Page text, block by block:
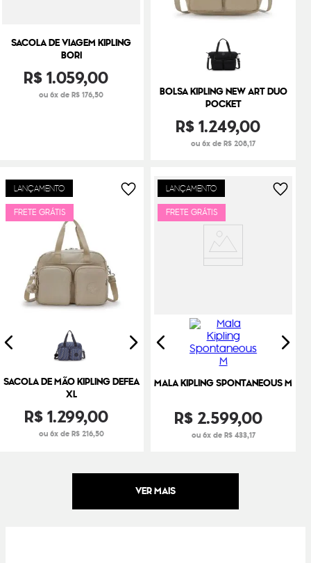
SACOLA DE VIAGEM KIPLING
BORI
R$1.059,00
ou 6x de R$ 176,50
BOLSA KIPLING NEW ART DUO
POCKET
R$1.249,00
ou 6x de R$ 208,17
LANÇAMENTO
FRETE GRÁTIS
SACOLA DE MÃO KIPLING DEFEA
XL
R$1.299,00
ou 6x de R$ 216,50
LANÇAMENTO
FRETE GRÁTIS
MALA KIPLING SPONTANEOUS M
R$2.599,00
ou 6x de R$ 433,17